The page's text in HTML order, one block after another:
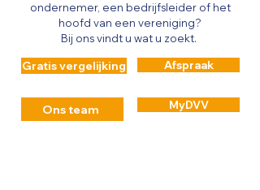
ondernemer, een bedrijfsleider of het
hoofd van een vereniging?
Bij ons vindt u wat u zoekt.
Gratis vergelijking Afspraak
Ons team MyDVV